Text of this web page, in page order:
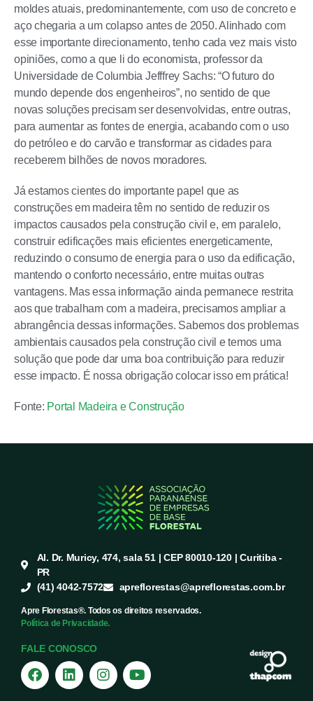
moldes atuais, predominantemente, com uso de concreto e
aço chegaria a um colapso antes de 2050. Alinhado com
esse importante direcionamento, tenho cada vez mais visto
opiniões, como a que li do economista, professor da
Universidade de Columbia Jefffrey Sachs: “O futuro do
mundo depende dos engenheiros”, no sentido de que
novas soluções precisam ser desenvolvidas, entre outras,
para aumentar as fontes de energia, acabando com o uso
do petróleo e do carvão e transformar as cidades para
receberem bilhões de novos moradores.
Já estamos cientes do importante papel que as
construções em madeira têm no sentido de reduzir os
impactos causados pela construção civil e, em paralelo,
construir edificações mais eficientes energeticamente,
reduzindo o consumo de energia para o uso da edificação,
mantendo o conforto necessário, entre muitas outras
vantagens. Mas essa informação ainda permanece restrita
aos que trabalham com a madeira, precisamos ampliar a
abrangência dessas informações. Sabemos dos problemas
ambientais causados pela construção civil e temos uma
solução que pode dar uma boa contribuição para reduzir
esse impacto. É nossa obrigação colocar isso em prática!
Fonte: Portal Madeira e Construção
Al. Dr. Muricy, 474, sala 51 | CEP 80010-120 | Curitiba -
PR
(41) 4042-7572
apreflorestas@apreflorestas.com.br
Apre Florestas®. Todos os direitos reservados.
Política de Privacidade.
FALE CONOSCO